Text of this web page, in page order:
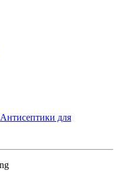
Антисептики для